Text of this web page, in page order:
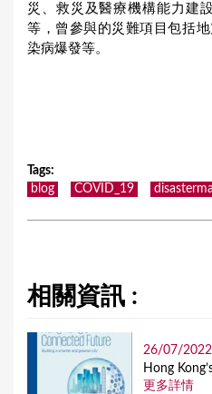
災、救災及醫療機構能力建
等，曾參與的災難項目包括
染病爆發等。
Tags:
blog
COVID_19
相關資訊 :
26/07/2022
Hong
更多詳情